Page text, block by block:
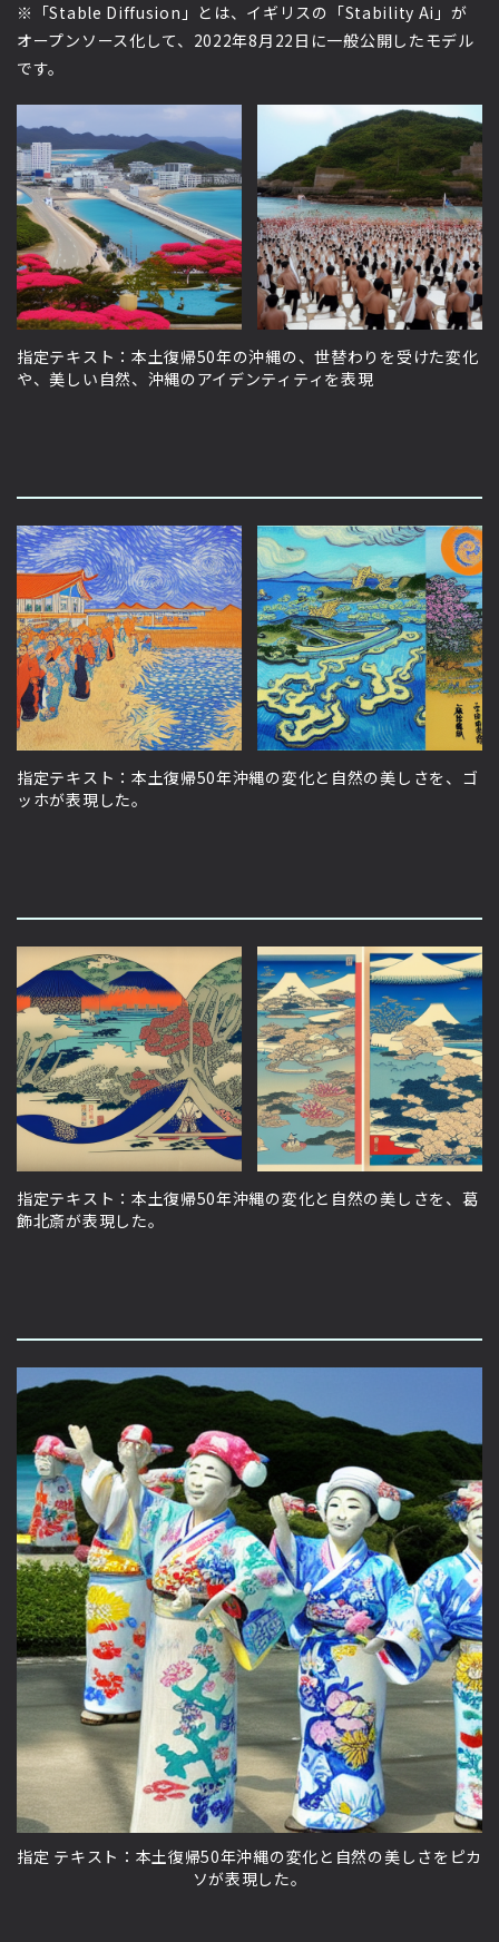
※「Stable Diffusion」とは、イギリスの「Stability Ai」が
オープンソース化して、2022年8月22日に一般公開したモデル
です。
指定テキスト：本土復帰50年の沖縄の、世替わりを受けた変化
や、美しい自然、沖縄のアイデンティティを表現
指定テキスト：本土復帰50年沖縄の変化と自然の美しさを、ゴ
ッホが表現した。
指定テキスト：本土復帰50年沖縄の変化と自然の美しさを、葛
飾北斎が表現した。
指定 テキスト：本土復帰50年沖縄の変化と自然の美しさをピカ
ソが表現した。